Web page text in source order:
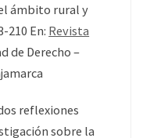
ámbito rural y
210 En: Revista
de Derecho –
reflexiones
sobre la